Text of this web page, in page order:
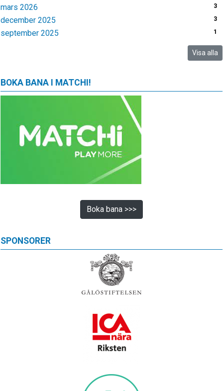
mars 2026 3
december 2025 3
september 2025 1
Visa alla
BOKA BANA I MATCHI!
Boka bana >>>
SPONSORER